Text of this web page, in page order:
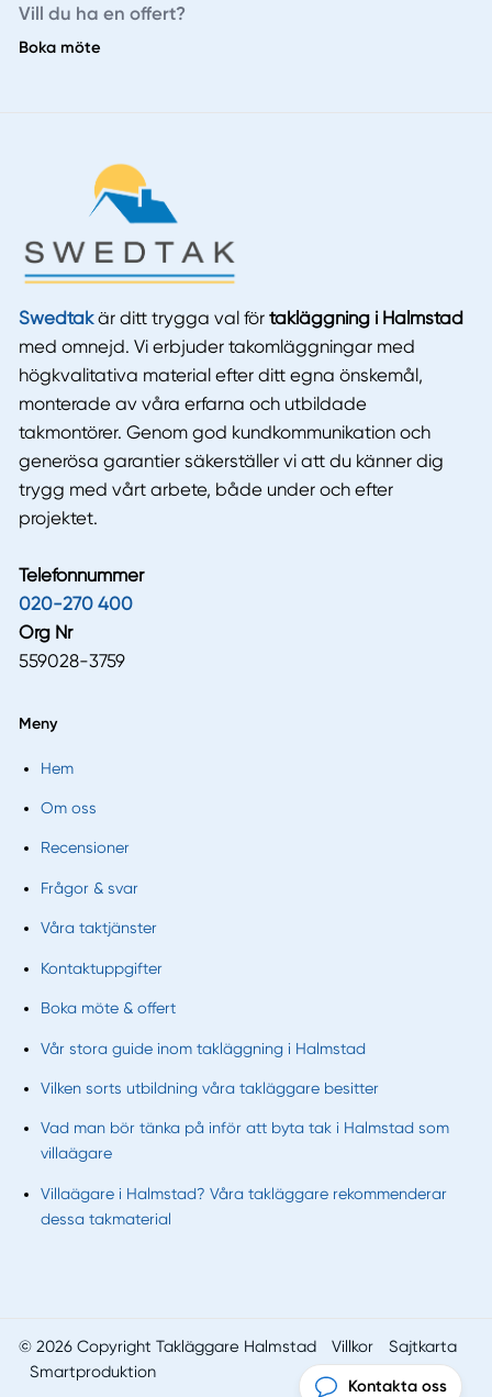
Vill du ha en offert?
Boka möte
Swedtakär ditt trygga val för takläggning i Halmstad
med omnejd. Vi erbjuder takomläggningar med
högkvalitativa material efter ditt egna önskemål,
monterade av våra erfarna och utbildade
takmontörer. Genom god kundkommunikation och
generösa garantier säkerställer vi att du känner dig
trygg med vårt arbete, både under och efter
projektet.
Telefonnummer
020-270 400
Org Nr
559028-3759
Meny
Hem
Om oss
Recensioner
Frågor & svar
Våra taktjänster
Kontaktuppgifter
Boka möte & offert
Vår stora guide inom takläggning i Halmstad
Vilken sorts utbildning våra takläggare besitter
Vad man bör tänka på inför att byta tak i Halmstad som
villaägare
Villaägare i Halmstad? Våra takläggare rekommenderar
dessa takmaterial
© 2026 Copyright Takläggare Halmstad Villkor
Sajtkarta
Smartproduktion
Kontakta oss